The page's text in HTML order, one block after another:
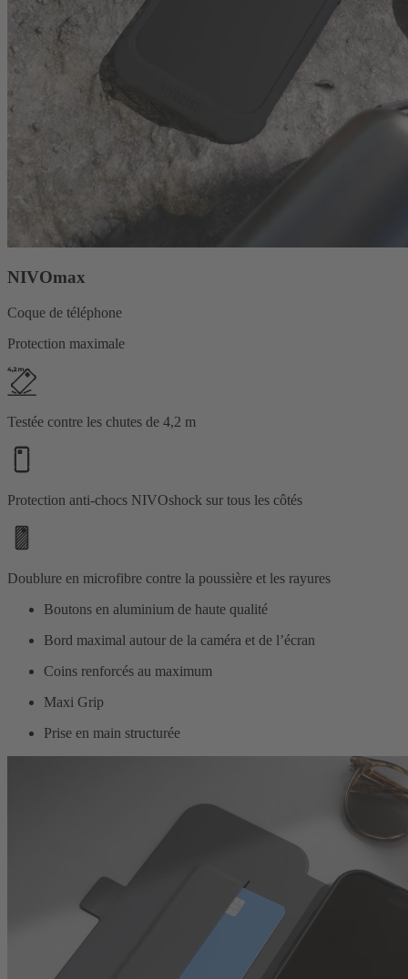
NIVOmax
Coque de téléphone
Protection maximale
Testée contre les chutes de 4,2 m
Protection anti-chocs NIVOshock sur tous les côtés
Doublure en microfibre contre la poussière et les rayures
Boutons en aluminium de haute qualité
Bord maximal autour de la caméra et de l’écran
Coins renforcés au maximum
Maxi Grip
Prise en main structurée